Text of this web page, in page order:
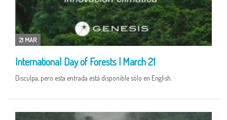
21 MAR
International Day of Forests | March 21
Disculpa, pero esta entrada está disponible sólo en English.